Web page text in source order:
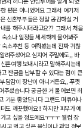
편은 아니었어요 그래서 여기저
신혼부부들은 정말 공감하실 거
를 해주시더라고요?? 그래서 처음
소나 일정들 세세하게 물어봐주
소추천 등 여쭤봤는데 진짜 귀찮
려주셨어요 심지어 주말에도,, 바
혼여행 보내시라고 말해주시는데
잔금을 납부할 수 있다는 점이 큰
담감이 장난이 아니거든요,, 푸껫
주셨습니다 궁금한 거 물어보면 최
기분 좋았답니다 그랜드 머큐어나
도 깨끗했어요!! 하지만 피부가 예
고 싶을 정도예요ㅜㅜㅜ 웰컴 장
고 먹고 싶은 음식이나 과일 정보